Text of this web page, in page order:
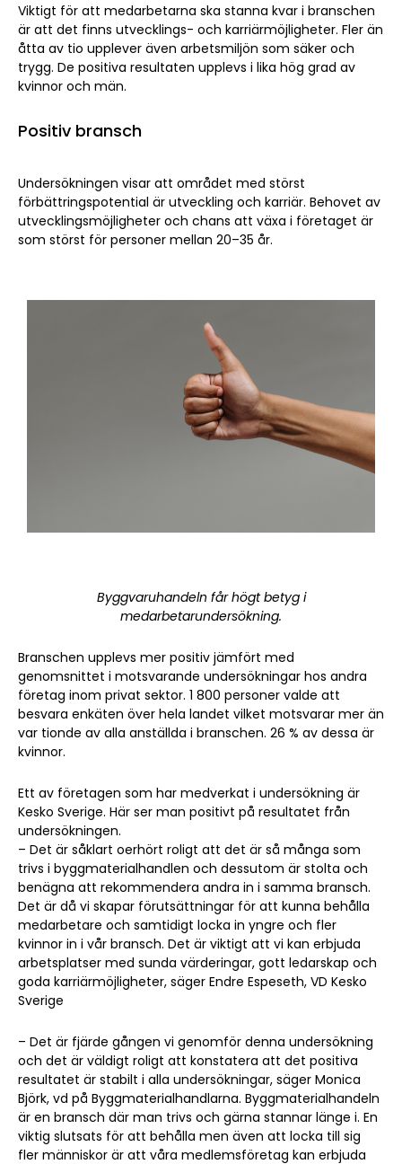
Viktigt för att medarbetarna ska stanna kvar i branschen
är att det finns utvecklings- och karriärmöjligheter. Fler än
åtta av tio upplever även arbetsmiljön som säker och
trygg. De positiva resultaten upplevs i lika hög grad av
kvinnor och män.
Positiv bransch
Undersökningen visar att området med störst
förbättringspotential är utveckling och karriär. Behovet av
utvecklingsmöjligheter och chans att växa i företaget är
som störst för personer mellan 20–35 år.
Byggvaruhandeln får högt betyg i
medarbetarundersökning.
Branschen upplevs mer positiv jämfört med
genomsnittet i motsvarande undersökningar hos andra
företag inom privat sektor. 1 800 personer valde att
besvara enkäten över hela landet vilket motsvarar mer än
var tionde av alla anställda i branschen. 26 % av dessa är
kvinnor.
Ett av företagen som har medverkat i undersökning är
Kesko Sverige. Här ser man positivt på resultatet från
undersökningen.
– Det är såklart oerhört roligt att det är så många som
trivs i byggmaterialhandlen och dessutom är stolta och
benägna att rekommendera andra in i samma bransch.
Det är då vi skapar förutsättningar för att kunna behålla
medarbetare och samtidigt locka in yngre och fler
kvinnor in i vår bransch. Det är viktigt att vi kan erbjuda
arbetsplatser med sunda värderingar, gott ledarskap och
goda karriärmöjligheter, säger Endre Espeseth, VD Kesko
Sverige
– Det är fjärde gången vi genomför denna undersökning
och det är väldigt roligt att konstatera att det positiva
resultatet är stabilt i alla undersökningar, säger Monica
Björk, vd på Byggmaterialhandlarna. Byggmaterialhandeln
är en bransch där man trivs och gärna stannar länge i. En
viktig slutsats för att behålla men även att locka till sig
fler människor är att våra medlemsföretag kan erbjuda